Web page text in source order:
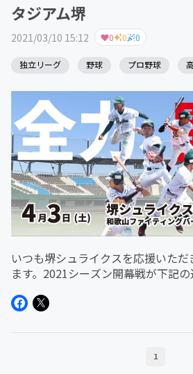
タジアム堺
2021/03/10 15:12 0 0 0
独立リーグ 野球 プロ野球
いつも堺シュライクスを応援いた
ます。2021シーズン開幕戦が下記
山ファイティングバーズ 12：00（
1